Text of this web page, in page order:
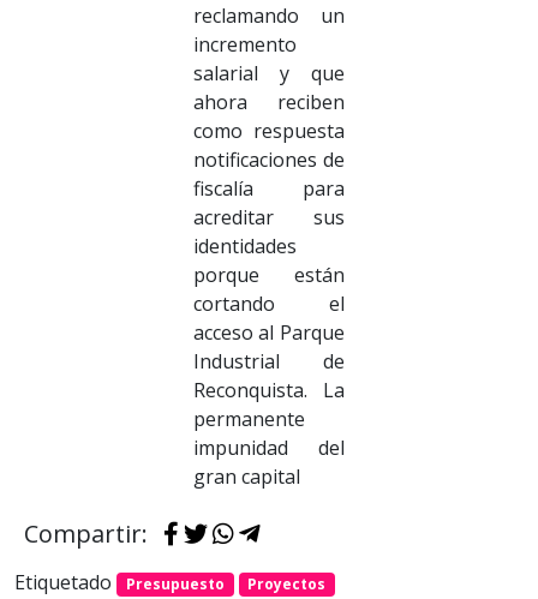
reclamando un
incremento
salarial y que
ahora reciben
como respuesta
notificaciones de
fiscalía para
acreditar sus
identidades
porque están
cortando el
acceso al Parque
Industrial de
Reconquista. La
permanente
impunidad del
gran capital
Compartir:
Etiquetado Presupuesto Proyectos